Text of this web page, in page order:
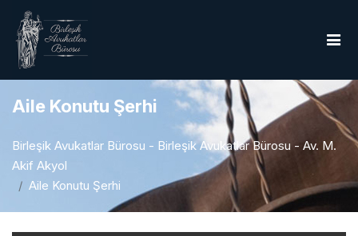
Aile Konutu Şerhi
Birleşik Avukatlar Bürosu - Birleşik Avukatlar Bürosu - Av. M.
Akif Akyol
Aile Konutu Şerhi